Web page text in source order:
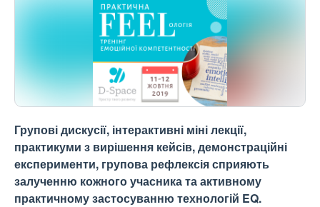
Групові дискусії, інтерактивні міні лекції,
практикуми з вирішення кейсів, демонстраційні
експерименти, групова рефлексія сприяють
залученню кожного учасника та активному
практичному застосуванню технологій EQ.